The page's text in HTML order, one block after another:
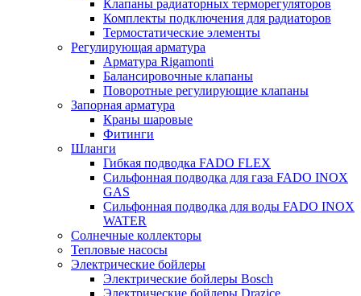
Клапаны радиаторных терморегуляторов
Комплекты подключения для радиаторов
Термостатические элементы
Регулирующая арматура
Арматура Rigamonti
Балансировочные клапаны
Поворотные регулирующие клапаны
Запорная арматура
Краны шаровые
Фитинги
Шланги
Гибкая подводка FADO FLEX
Сильфонная подводка для газа FADO INOX
GAS
Сильфонная подводка для воды FADO INOX
WATER
Солнечные коллекторы
Тепловые насосы
Электрические бойлеры
Электрические бойлеры Bosch
Электрические бойлеры Drazice